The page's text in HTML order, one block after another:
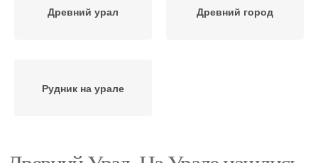
Древний урал Древний город
Рудник на урале